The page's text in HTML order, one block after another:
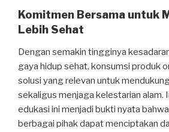
Komitmen Bersama untuk
Lebih Sehat
Dengan semakin tingginya
gaya hidup sehat, konsumsi produk
solusi yang relevan untuk
sekaligus menjaga kelestarian alam.
edukasi ini menjadi bukti nyata
berbagai pihak dapat menciptakan